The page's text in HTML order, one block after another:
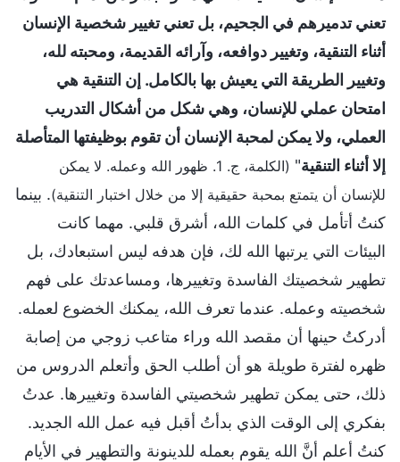
تعني تدميرهم في الجحيم، بل تعني تغيير شخصية الإنسان
أثناء التنقية، وتغيير دوافعه، وآرائه القديمة، ومحبته لله،
وتغيير الطريقة التي يعيش بها بالكامل. إن التنقية هي
امتحان عملي للإنسان، وهي شكل من أشكال التدريب
العملي، ولا يمكن لمحبة الإنسان أن تقوم بوظيفتها المتأصلة
إلا أثناء التنقية"
(الكلمة، ج. 1. ظهور الله وعمله. لا يمكن
للإنسان أن يتمتع بمحبة حقيقية إلا من خلال اختبار التنقية). بينما
كنتُ أتأمل في كلمات الله، أشرق قلبي. مهما كانت
البيئات التي يرتبها الله لك، فإن هدفه ليس استبعادك، بل
تطهير شخصيتك الفاسدة وتغييرها، ومساعدتك على فهم
شخصيته وعمله. عندما تعرف الله، يمكنك الخضوع لعمله.
أدركتُ حينها أن مقصد الله وراء متاعب زوجي من إصابة
ظهره لفترة طويلة هو أن أطلب الحق وأتعلم الدروس من
ذلك، حتى يمكن تطهير شخصيتي الفاسدة وتغييرها. عدتُ
بفكري إلى الوقت الذي بدأتُ أقبل فيه عمل الله الجديد.
كنتُ أعلم أنَّ الله يقوم بعمله للدينونة والتطهير في الأيام